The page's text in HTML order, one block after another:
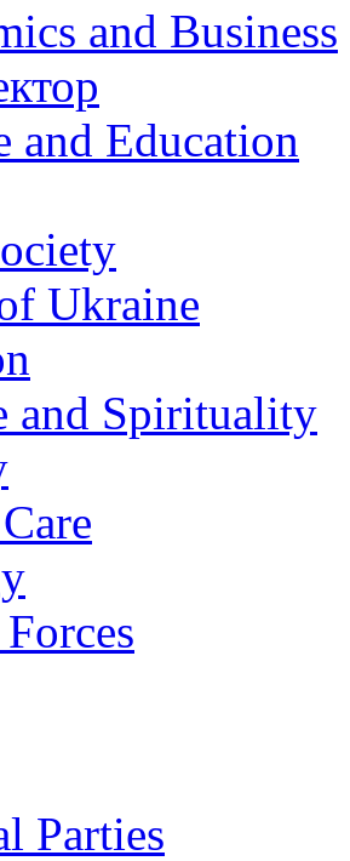
and Business
and Education
Ukraine
and Spirituality
Parties